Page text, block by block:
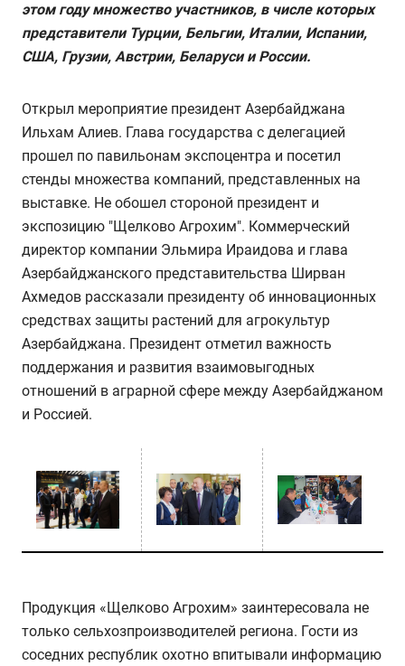
этом году множество участников, в числе которых
представители Турции, Бельгии, Италии, Испании,
США, Грузии, Австрии, Беларуси и России.
Открыл мероприятие президент Азербайджана
Ильхам Алиев. Глава государства с делегацией
прошел по павильонам экспоцентра и посетил
стенды множества компаний, представленных на
выставке. Не обошел стороной президент и
экспозицию "Щелково Агрохим". Коммерческий
директор компании Эльмира Ираидова и глава
Азербайджанского представительства Ширван
Ахмедов рассказали президенту об инновационных
средствах защиты растений для агрокультур
Азербайджана. Президент отметил важность
поддержания и развития взаимовыгодных
отношений в аграрной сфере между Азербайджаном
и Россией.
Продукция «Щелково Агрохим» заинтересовала не
только сельхозпроизводителей региона. Гости из
соседних республик охотно впитывали информацию